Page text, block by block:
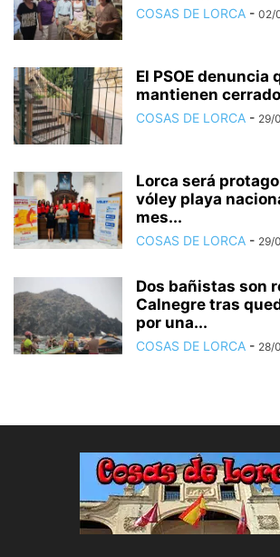
COSAS DE LORCA - 02/
El PSOE denuncia
mantienen
COSAS DE LORCA - 29/
Lorca será
vóley playa
mes...
COSAS DE LORCA - 29/
Dos bañistas son
Calnegre tras
por una...
COSAS DE LORCA - 28/